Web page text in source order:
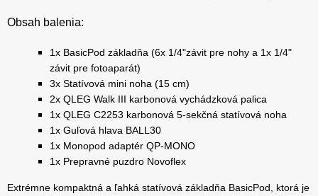
Obsah balenia:
1x BasicPod základňa (6x 1/4"závit pre nohy a 1x 1/4"
závit pre fotoaparát)
3x Statívová mini noha (15 cm)
2x QLEG Walk III karbonová vychádzková palica
1x QLEG C2253 karbonová 5-sekčná statívová noha
1x Guľová hlava BALL30
1x Monopod adaptér QP-MONO
1x Prepravné puzdro Novoflex
Extrémne kompaktná a ľahká statívová základňa BasicPod, ktorá je